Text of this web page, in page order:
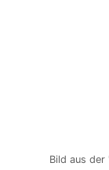
Bild aus